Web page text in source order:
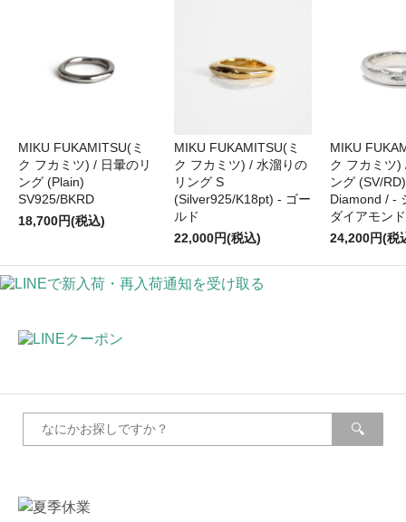
MIKU FUKAMITSU(ミ
ク フカミツ) / 日暈のリ
ング (Plain)
SV925/BKRD
18,700円(税込)
MIKU FUKAMITSU(ミ
ク フカミツ) / 水溜りの
リング S
(Silver925/K18pt) - ゴー
ルド
22,000円(税込)
MIKU
ク フカミツ)
ング (SV/
Diamond / -
ダイアモンド
24,200円(税